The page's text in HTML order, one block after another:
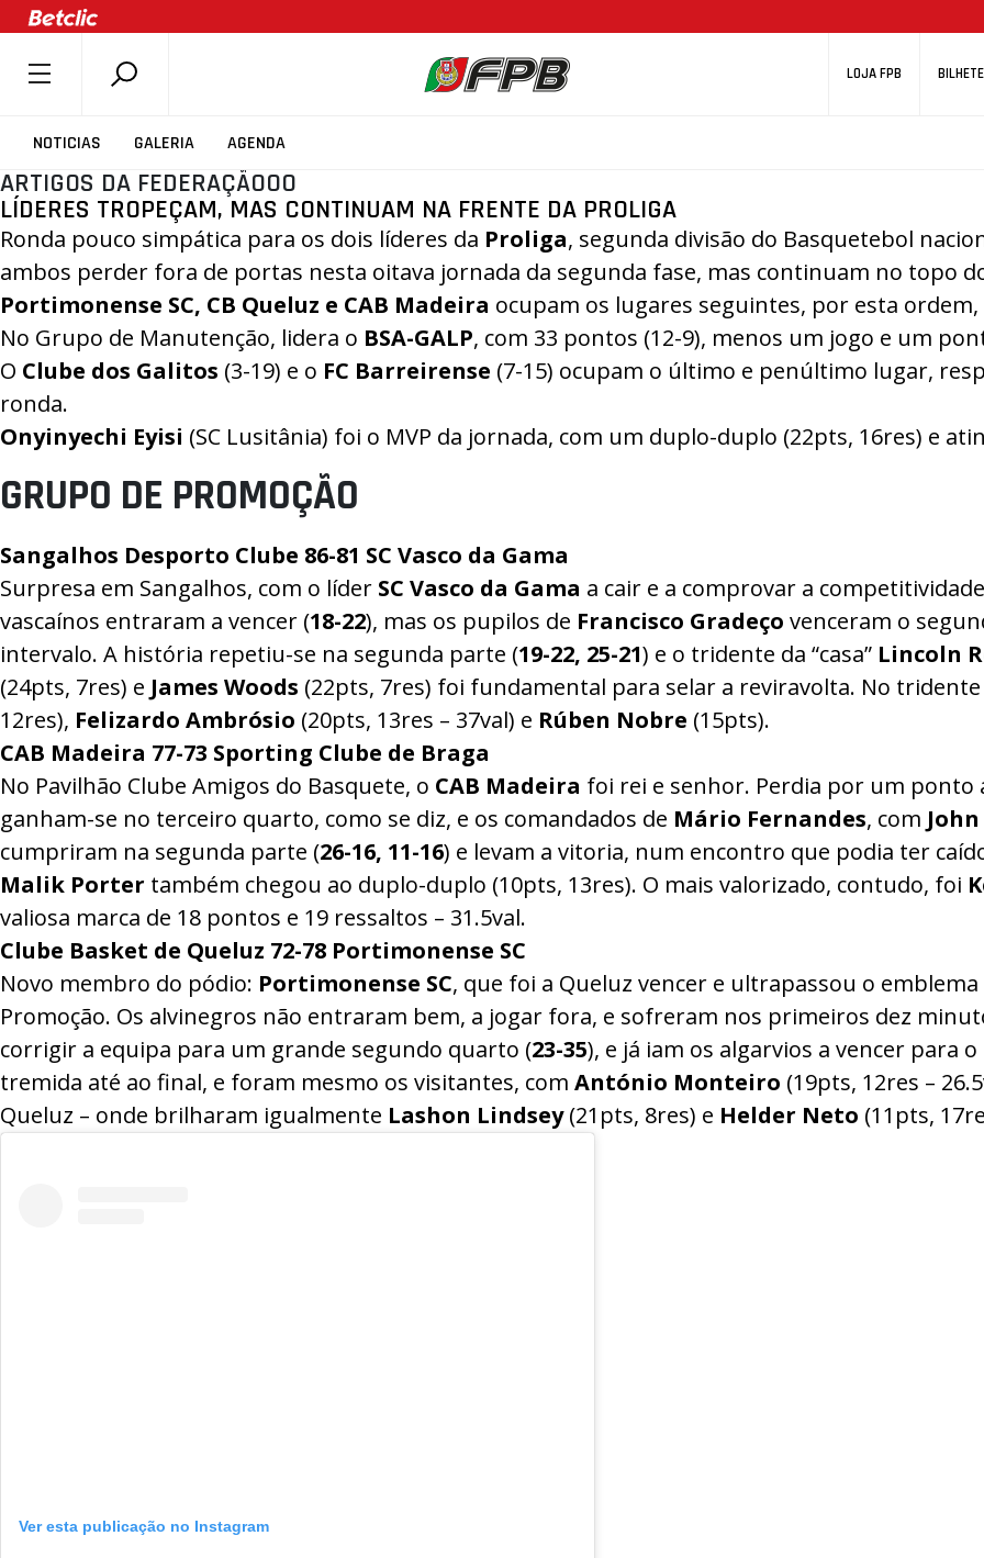
LOJA FPB
NOTICIAS GALERIA AGENDA
SOBRE A FPB
DOCUMENTOS
ÚLTIMAS
COMPETIÇÕES
ASSOCIAÇÕES
CLUBES
AGENTES
SELEÇÕES
MINIBASQUETE
ÁREA TÉCNICA
PROJETOS
ARTIGOS DA FEDERAÇÃOOO
LÍDERES TROPEÇAM, MAS CONTINUAM NA FRENTE DA PROLIGA
Ronda pouco simpática para os dois líderes da Proliga, segunda divisão do Basquetebol
ambos perder fora de portas nesta oitava jornada da segunda fase, mas continuam no topo
Portimonense SC, CB Queluz e CAB Madeira ocupam os lugares seguintes, por esta
No Grupo de Manutenção, lidera o BSA-GALP, com 33 pontos (12-9), menos um jogo e um
O Clube dos Galitos (3-19) e o FC Barreirense (7-15) ocupam o último e penúltimo lugar,
ronda.
Onyinyechi Eyisi (SC Lusitânia) foi o MVP da jornada, com um duplo-duplo (22pts, 16res) e
GRUPO DE PROMOÇÃO
Sangalhos Desporto Clube 86-81 SC Vasco da Gama
Surpresa em Sangalhos, com o líder SC Vasco da Gama a cair e a comprovar a
vascaínos entraram a vencer (18-22), mas os pupilos de Francisco Gradeço venceram o
intervalo. A história repetiu-se na segunda parte (19-22, 25-21) e o tridente da “casa” Lincoln
(24pts, 7res) e James Woods (22pts, 7res) foi fundamental para selar a reviravolta. No
12res), Felizardo Ambrósio (20pts, 13res – 37val) e Rúben Nobre (15pts).
CAB Madeira 77-73 Sporting Clube de Braga
No Pavilhão Clube Amigos do Basquete, o CAB Madeira foi rei e senhor. Perdia por um ponto
ganham-se no terceiro quarto, como se diz, e os comandados de Mário Fernandes, com John
cumpriram na segunda parte (26-16, 11-16) e levam a vitoria, num encontro que podia ter
Malik Porter também chegou ao duplo-duplo (10pts, 13res). O mais valorizado, contudo, foi
valiosa marca de 18 pontos e 19 ressaltos – 31.5val.
Clube Basket de Queluz 72-78 Portimonense SC
Novo membro do pódio: Portimonense SC, que foi a Queluz vencer e ultrapassou o
Promoção. Os alvinegros não entraram bem, a jogar fora, e sofreram nos primeiros dez
corrigir a equipa para um grande segundo quarto (23-35), e já iam os algarvios a vencer para
tremida até ao final, e foram mesmo os visitantes, com António Monteiro (19pts, 12res –
Queluz – onde brilharam igualmente Lashon Lindsey(21pts, 8res) e Helder Neto (11pts,
Ver esta publicação no Instagram